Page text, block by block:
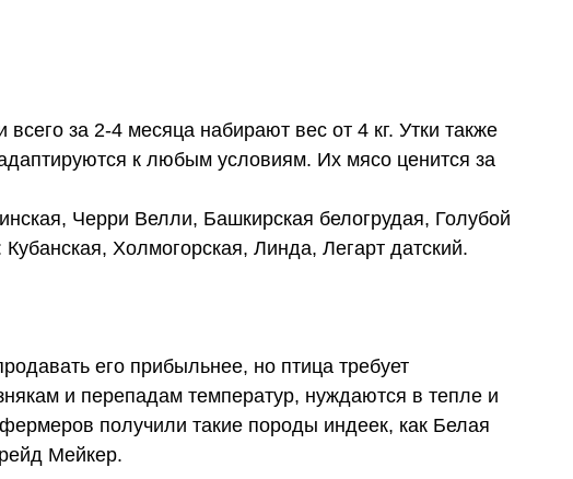
за 2-4 месяца набирают вес от 4 кг. Утки также
к любым условиям. Их мясо ценится за
Черри Велли, Башкирская белогрудая, Голубой
Холмогорская, Линда, Легарт датский.
его прибыльнее, но птица требует
и перепадам температур, нуждаются в тепле и
получили такие породы индеек, как Белая
Мейкер.